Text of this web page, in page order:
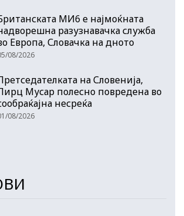
МИ6 е најмоќната
разузнавачка служба
Европа, Словачка на дното
08/2026
на Словенија,
Мусар полесно повредена во
несреќа
08/2026